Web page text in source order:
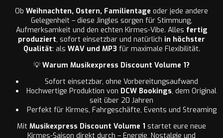
Ob Weihnachten, Ostern, Familientage oder jede andere
Gelegenheit – diese Jingles sorgen für Stimmung,
Aufmerksamkeit und den echten Kirmes-Vibe. Alles fertig
produziert, sofort einsetzbar und natürlich in höchster
Qualität: als WAV und MP3 für maximale Flexibilität.
💡 Warum Musikexpress Discount Volume 1?
Sofort einsetzbar, ohne Vorbereitungsaufwand
Hochwertige Produktion von DCW Bookings, dem Original
seit über 20 Jahren
Perfekt für Kirmes, Fahrgeschäfte, Events und Streaming
Mit Musikexpress Discount Volume 1 startet eure neue
Kirmes-Saison direkt durch – Energie, Nostalgie und